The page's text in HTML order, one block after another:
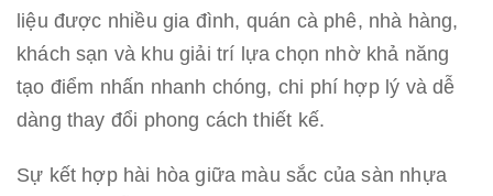
liệu được nhiều gia đình, quán cà phê, nhà hàng,
khách sạn và khu giải trí lựa chọn nhờ khả năng
tạo điểm nhấn nhanh chóng, chi phí hợp lý và dễ
dàng thay đổi phong cách thiết kế.
Sự kết hợp hài hòa giữa màu sắc của sàn nhựa